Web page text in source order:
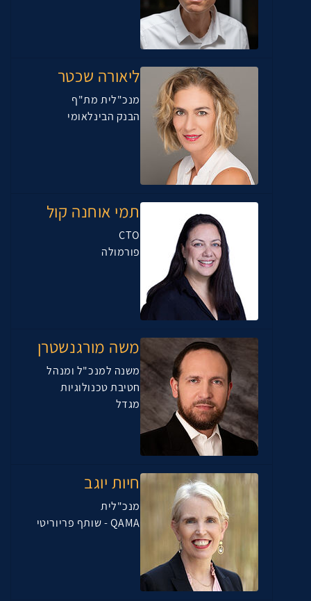
ליאורה שכטר
מנכ"לית מת"ף
הבנק הבינלאומי
תמי אוחנה קול
CTO
פורמולה
משה מורגנשטרן
משנה למנכ"ל ומנהל
חטיבת טכנולוגיות
מגדל
חיות יוגב
מנכ"לית
QAMA - שותף פריוריטי